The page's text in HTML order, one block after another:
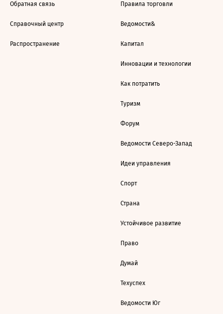
Обратная связь
Справочный центр
Распространение
Правила торговли
Ведомости&
Капитал
Инновации и технологии
Как потратить
Туризм
Форум
Ведомости Северо-Запад
Идеи управления
Спорт
Страна
Устойчивое развитие
Право
Думай
Техуспех
Ведомости Юг